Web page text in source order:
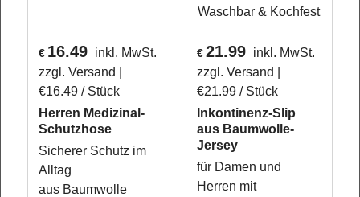
€ 16.49 inkl. MwSt.
zzgl. Versand
€16.49 / Stück
Herren Medizinal-
Schutzhose
Sicherer Schutz im
Alltag
aus Baumwolle
€21.99 inkl. MwSt.
zzgl. Versand
€21.99 / Stück
Inkontinenz-Slip
aus Baumwolle-
Jersey
für Damen und
Herren mit